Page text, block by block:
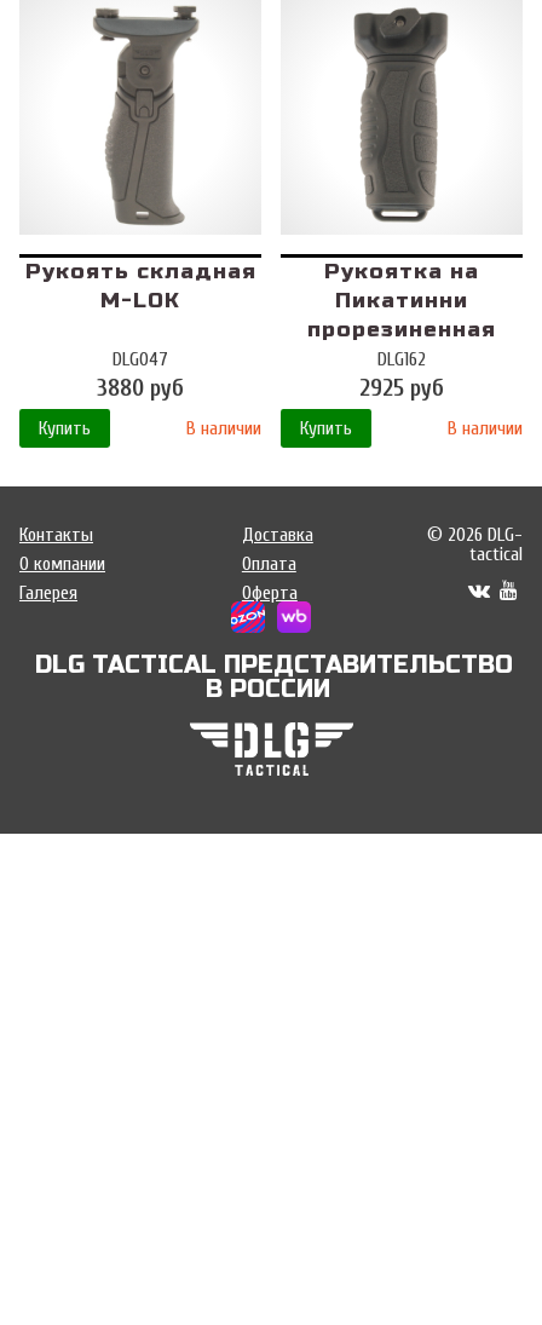
Рукоять складная
M-LOK
DLG047
3880 руб
Купить В наличии
Рукоятка на
Пикатинни
прорезиненная
DLG162
2925 руб
Купить В наличии
Контакты
О компании
Галерея
Доставка
Оплата
Оферта
© 2026 DLG-
tactical
DLG TACTICAL ПРЕДСТАВИТЕЛЬСТВО
В РОССИИ